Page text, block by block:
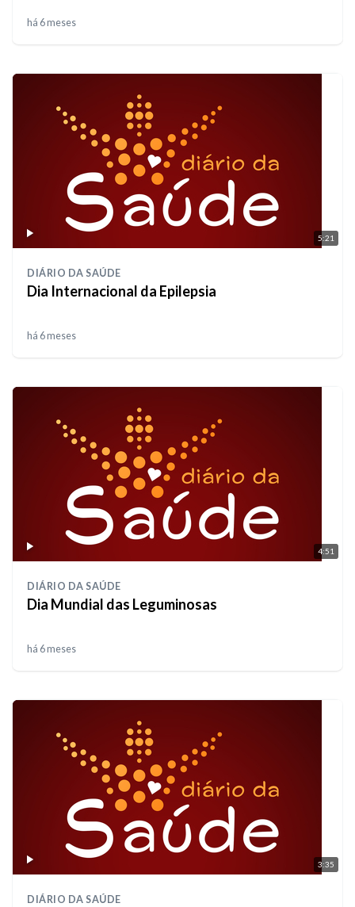
há 6 meses
5:21
DIÁRIO DA SAÚDE
Dia Internacional da Epilepsia
há 6 meses
4:51
DIÁRIO DA SAÚDE
Dia Mundial das Leguminosas
há 6 meses
3:35
DIÁRIO DA SAÚDE